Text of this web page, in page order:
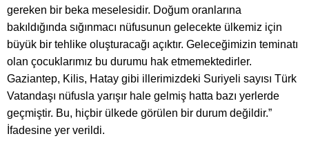
gereken bir beka meselesidir. Doğum oranlarına
bakıldığında sığınmacı nüfusunun gelecekte ülkemiz için
büyük bir tehlike oluşturacağı açıktır. Geleceğimizin teminatı
olan çocuklarımız bu durumu hak etmemektedirler.
Gaziantep, Kilis, Hatay gibi illerimizdeki Suriyeli sayısı Türk
Vatandaşı nüfusla yarışır hale gelmiş hatta bazı yerlerde
geçmiştir. Bu, hiçbir ülkede görülen bir durum değildir.”
İfadesine yer verildi.